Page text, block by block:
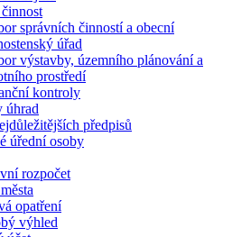
správních činností a obecní
úřad
výstavby, územního plánování a
prostředí
kontroly
úhrad
předpisů
úřední osoby
rozpočet
opatření
výhled